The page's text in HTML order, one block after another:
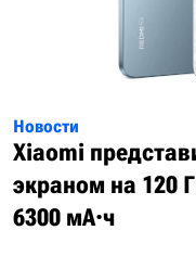
Новости
Xiaomi
экраном на 120
6300 мА·ч